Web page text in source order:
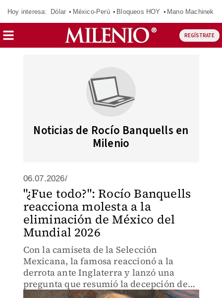
Hoy interesa: Dólar México-Perú Bloqueos HOY Mano Machinek
REGÍSTRATE
Noticias de Rocío Banquells en
Milenio
06.07.2026/
"¿Fue todo?": Rocío Banquells
reacciona molesta a la
eliminación de México del
Mundial 2026
Con la camiseta de la Selección
Mexicana, la famosa reaccionó a la
derrota ante Inglaterra y lanzó una
pregunta que resumió la decepción de
los aficionados.